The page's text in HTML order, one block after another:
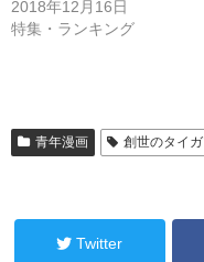
2018年12月16日
特集・ランキング
青年漫画 創世のタイガ
Twitter